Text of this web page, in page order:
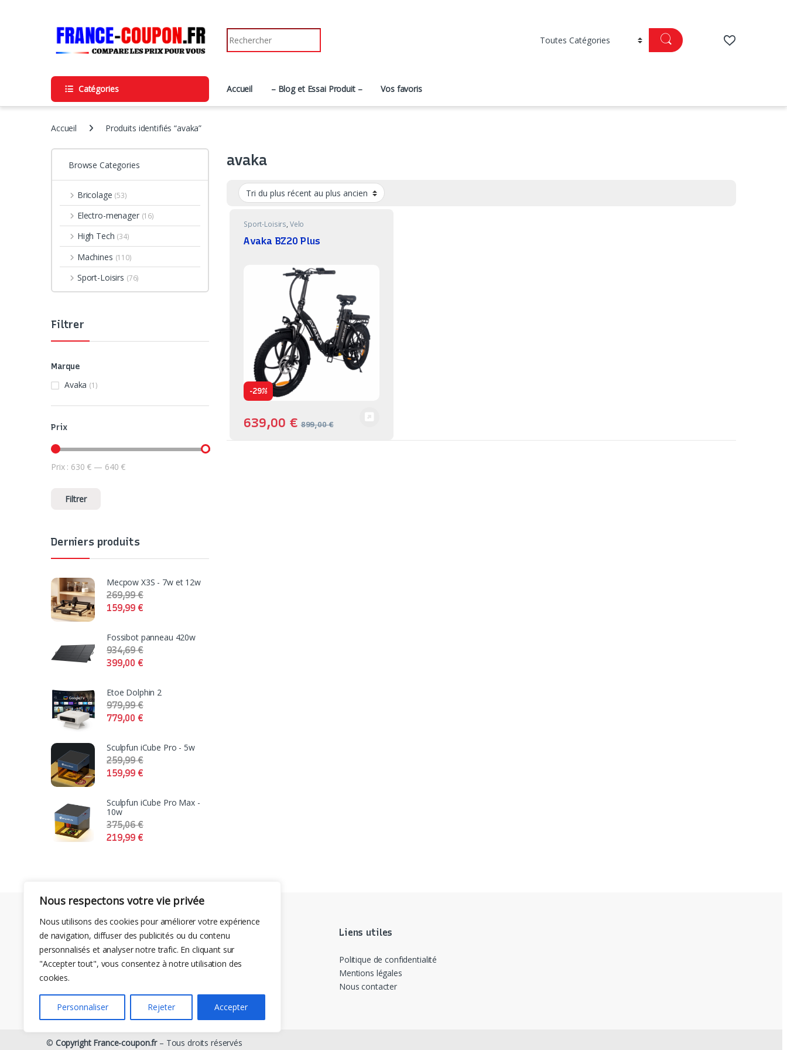
Nous respectons votre vie privée
Nous utilisons des cookies pour améliorer votre expérience
de navigation, diffuser des publicités ou du contenu
personnalisés et analyser notre trafic. En cliquant sur
"Accepter tout", vous consentez à notre utilisation des
cookies.
Personnaliser Rejeter Accepter
Search for:
Catégories Accueil – Blog et Essai Produit – Vos favoris
Accueil Produits identifiés “avaka”
avaka
Sport-Loisirs, Velo
Avaka BZ20 Plus
-29%
639,00€ 899,00€
Browse Categories
Bricolage (53)
Electro-menager (16)
High Tech (34)
Machines (110)
Sport-Loisirs (76)
Filtrer
Marque
Avaka (1)
Prix
Prix min
Prix max
Filtrer
Prix : 630 € — 640 €
Derniers produits
Mecpow X3S - 7w et 12w
159,99€
269,99€
Fossibot panneau 420w
399,00€
934,69€
Etoe Dolphin 2
779,00€
979,99€
Sculpfun iCube Pro - 5w
159,99€
259,99€
Sculpfun iCube Pro Max -
10w
219,99€
375,06€
Liens utiles
Politique de confidentialité
Mentions légales
Nous contacter
© Copyright France-coupon.fr– Tous droits réservés